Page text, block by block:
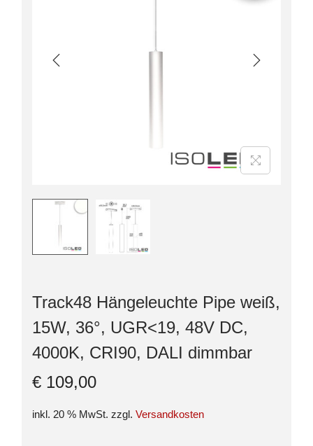
Track48 Hängeleuchte Pipe weiß,
15W, 36°, UGR<19, 48V DC,
4000K, CRI90, DALI dimmbar
€ 109,00
inkl. 20 % MwSt. zzgl. Versandkosten